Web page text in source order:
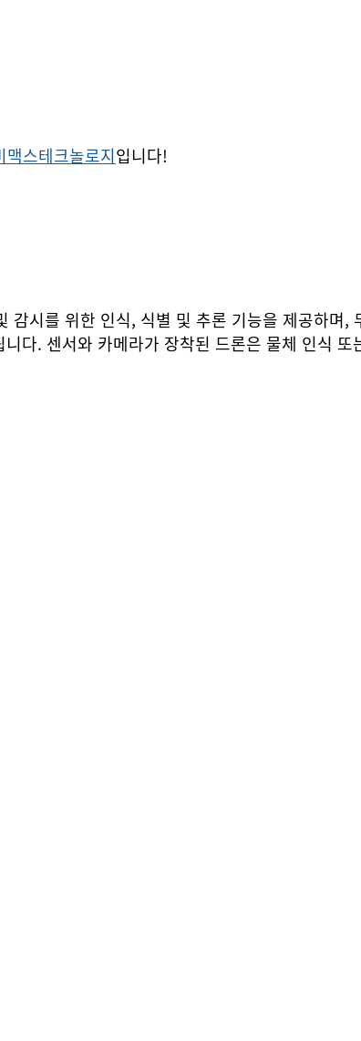
맥스테크놀로지입니다!
시를 위한 인식, 식별 및 추론 기능을 제공하며,
다. 센서와 카메라가 장착된 드론은 물체 인식 또